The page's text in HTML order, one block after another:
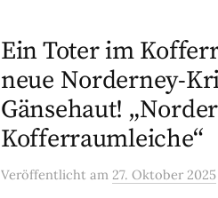
Ein Toter im
neue Norderney-
Gänsehaut!
Kofferraumleiche“
Veröffentlicht am 27. Oktober 2025